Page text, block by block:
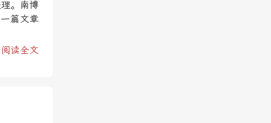
。南博
篇文章
阅读全文